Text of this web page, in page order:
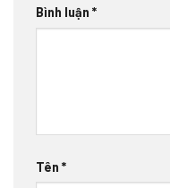
Bình luận *
Tên *